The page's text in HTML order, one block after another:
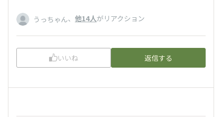
うっちゃん、 他14人がリアクション
いいね 返信する